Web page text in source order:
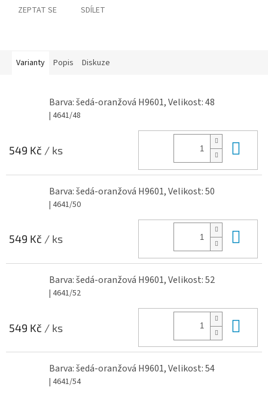
ZEPTAT SE SDÍLET
Varianty Popis Diskuze
Barva: šedá-oranžová H9601, Velikost: 48
| 4641/48
549 Kč / ks
Barva: šedá-oranžová H9601, Velikost: 50
| 4641/50
549 Kč / ks
Barva: šedá-oranžová H9601, Velikost: 52
| 4641/52
549 Kč / ks
Barva: šedá-oranžová H9601, Velikost: 54
| 4641/54